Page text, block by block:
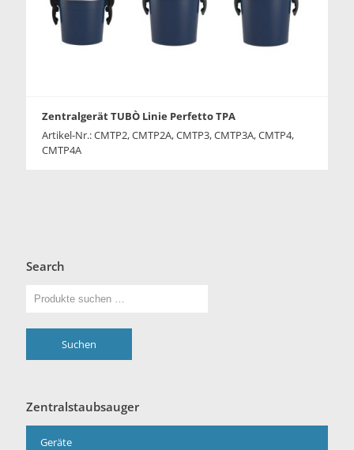
Zentralgerät TUBÒ Linie Perfetto TPA
Artikel-Nr.: CMTP2, CMTP2A, CMTP3, CMTP3A, CMTP4,
CMTP4A
Search
Suchen
Zentralstaubsauger
Geräte